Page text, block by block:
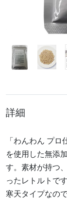
詳細
「わんわん プ
を使用した無添
す。素材が持つ
ったレトルトで
寒天タイプなの